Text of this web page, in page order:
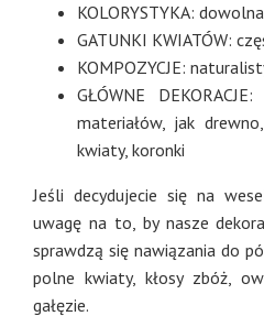
KOLORYSTYKA: dowolna
GATUNKI KWIATÓW:
KOMPOZYCJE:
GŁÓWNE
materiałów, jak
kwiaty, koronki
Jeśli decydujecie się na
uwagę na to, by nasze
sprawdzą się nawiązania do
polne kwiaty, kłosy zbóż,
gałęzie.